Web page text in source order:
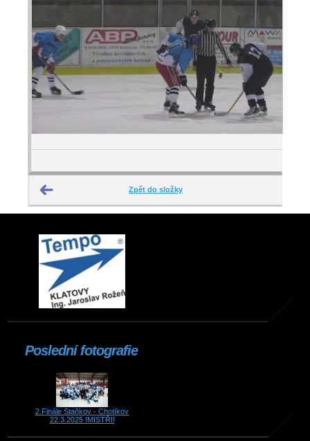
Zpět do složky
Poslední fotografie
2.Finále Staňkov - Chotíkov
22.3.2025 !MISTŘI!